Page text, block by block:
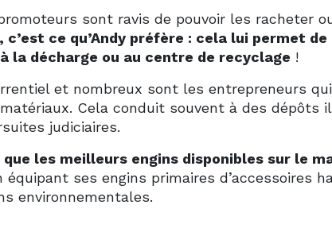
sont ravis de pouvoir les racheter
ce qu’Andy préfère : cela lui permet
la décharge ou au centre de recyclage !
et nombreux sont les entrepreneurs
Cela conduit souvent à des dépôts
judiciaires.
que les meilleurs engins disponibles sur le
équipant ses engins primaires d’accessoires
environnementales.